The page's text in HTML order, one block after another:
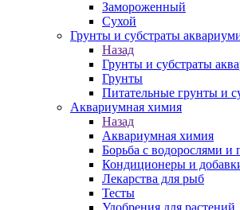
Замороженный
Сухой
Грунты и субстраты
Назад
Грунты и субстраты
Грунты
Питательные грунты и
Аквариумная химия
Назад
Аквариумная химия
Борьба с водорослями и
Кондиционеры и
Лекарства для рыб
Тесты
Удобрения для растений